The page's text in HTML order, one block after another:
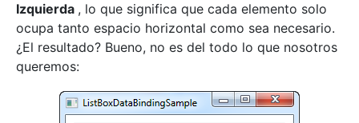
Izquierda , lo que significa que cada elemento solo
ocupa tanto espacio horizontal como sea necesario.
¿El resultado? Bueno, no es del todo lo que nosotros
queremos: